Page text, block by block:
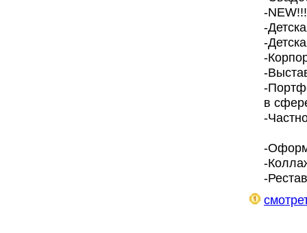
-
-
-
-
-
-
в
-
-
-
-